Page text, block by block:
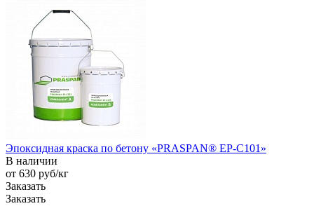
Эпоксидная краска по бетону «PRASPAN® EP-C101»
В наличии
от 630 руб/кг
Заказать
Заказать